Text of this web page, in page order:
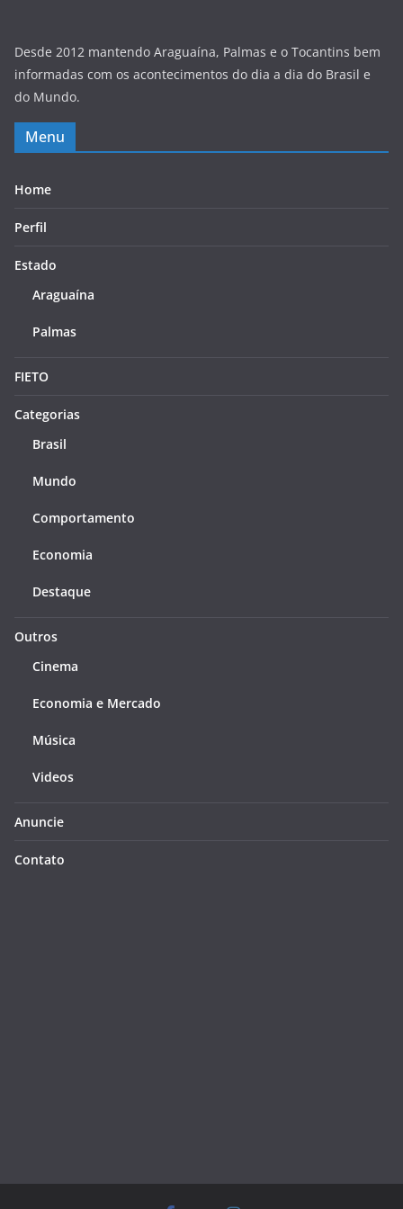
Desde 2012 mantendo Araguaína, Palmas e o Tocantins bem
informadas com os acontecimentos do dia a dia do Brasil e
do Mundo.
Menu
Home
Perfil
Estado
Araguaína
Palmas
FIETO
Categorias
Brasil
Mundo
Comportamento
Economia
Destaque
Outros
Cinema
Economia e Mercado
Música
Videos
Anuncie
Contato